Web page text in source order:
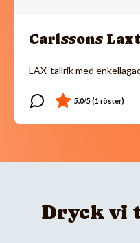
Carlssons
LAX-tallrik med
Dryck vi